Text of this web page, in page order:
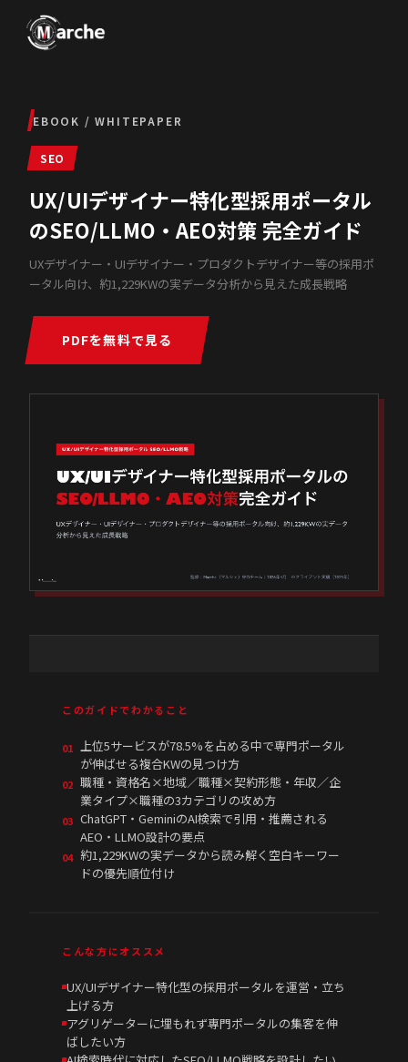
EBOOK / WHITEPAPER
SEO
UX/UIデザイナー特化型採用ポータル
のSEO/LLMO・AEO対策 完全ガイド
UXデザイナー・UIデザイナー・プロダクトデザイナー等の採用ポ
ータル向け、約1,229KWの実データ分析から見えた成長戦略
PDFを無料で見る
このガイドでわかること
01 上位5サービスが78.5%を占める中で専門ポータル
が伸ばせる複合KWの見つけ方
02 職種・資格名×地域／職種×契約形態・年収／企
業タイプ×職種の3カテゴリの攻め方
03 ChatGPT・GeminiのAI検索で引用・推薦される
AEO・LLMO設計の要点
04 約1,229KWの実データから読み解く空白キーワー
ドの優先順位付け
こんな方にオススメ
UX/UIデザイナー特化型の採用ポータルを運営・立ち
上げる方
アグリゲーターに埋もれず専門ポータルの集客を伸
ばしたい方